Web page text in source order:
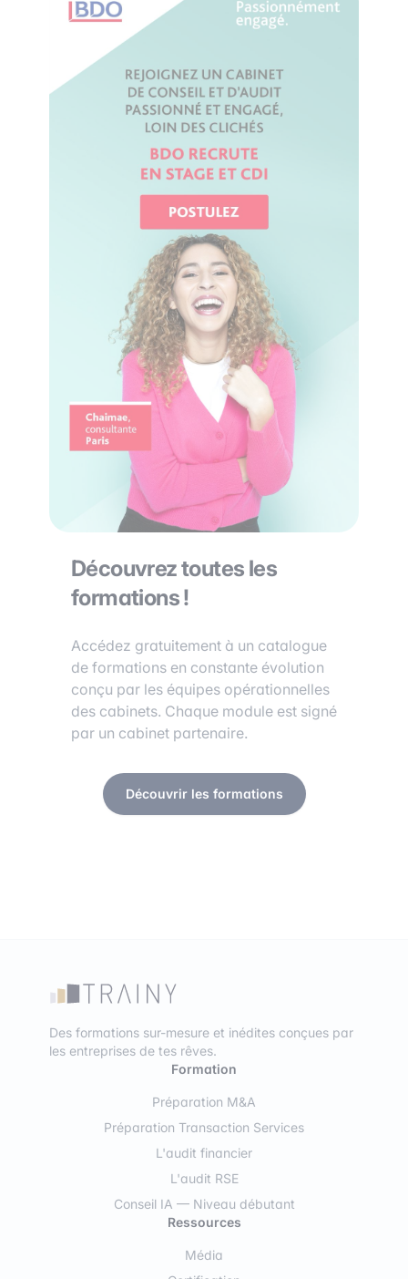
Découvrez toutes les
formations !
Accédez gratuitement à un catalogue
de formations en constante évolution
conçu par les équipes opérationnelles
des cabinets. Chaque module est signé
par un cabinet partenaire.
Découvrir les formations
Des formations sur-mesure et inédites conçues par
les entreprises de tes rêves.
Formation
Préparation M&A
Préparation Transaction Services
L'audit financier
L'audit RSE
Conseil IA — Niveau débutant
Ressources
Média